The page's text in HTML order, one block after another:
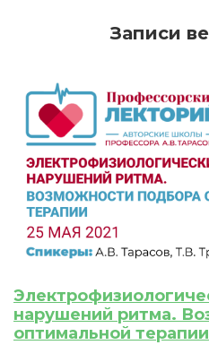
Записи
нарушений ритма.
оптимальной терапии
Подтвердите
После
списаны с